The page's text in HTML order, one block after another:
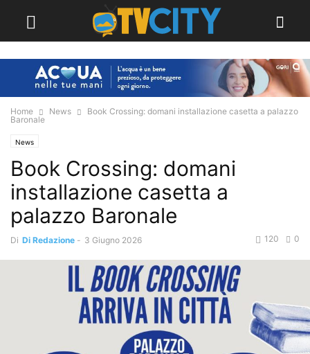
Home News
Book Crossing: domani installazione casetta a palazzo
Baronale
News
Book Crossing: domani
installazione casetta a
palazzo Baronale
Di Di Redazione - 3 Giugno 2026 0
120